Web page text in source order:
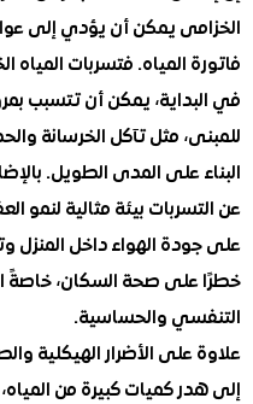
يمكن أن يؤدي إلى عواقب
المياه. فتسربات المياه الخفية،
يمكن أن تتسبب بمرور
مثل تآكل الخرسانة والحديد
على المدى الطويل. بالإضافة إلى
بيئة مثالية لنمو العفن
الهواء داخل المنزل وتسبب
صحة السكان، خاصةً الذين
والحساسية.
الأضرار الهيكلية والصحية،
كميات كبيرة من المياه، مما